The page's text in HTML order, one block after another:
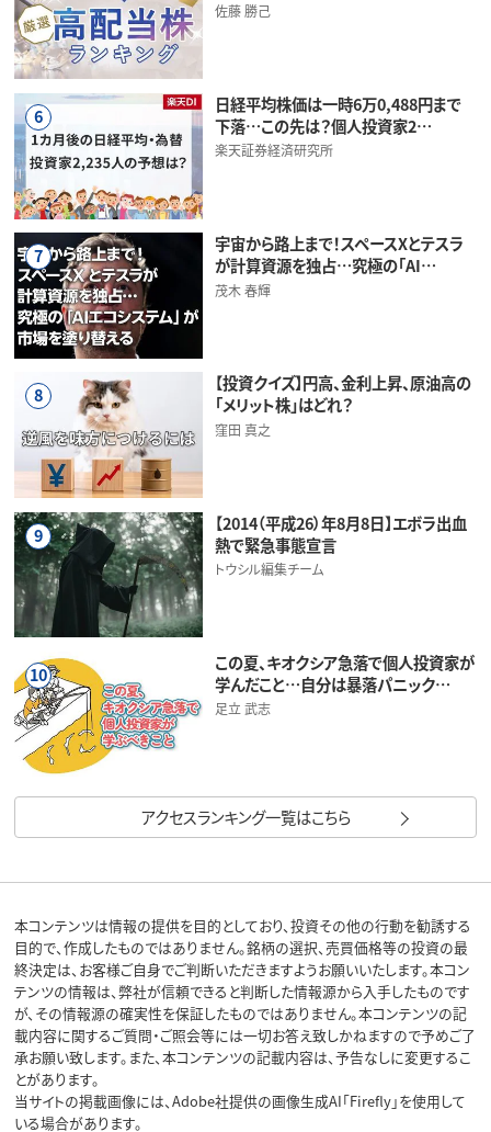
佐藤 勝己
6
日経平均株価は一時6万0,488円まで
下落…この先は？個人投資家2…
楽天証券経済研究所
7
宇宙から路上まで！スペースXとテスラ
が計算資源を独占…究極の「AI…
茂木 春輝
8
【投資クイズ】円高、金利上昇、原油高の
「メリット株」はどれ？
窪田 真之
9
【2014（平成26）年8月8日】エボラ出血
熱で緊急事態宣言
トウシル編集チーム
10
この夏、キオクシア急落で個人投資家が
学んだこと…自分は暴落パニック…
足立 武志
アクセスランキング一覧はこちら
本コンテンツは情報の提供を目的としており、投資その他の行動を勧誘する
目的で、作成したものではありません。銘柄の選択、売買価格等の投資の最
終決定は、お客様ご自身でご判断いただきますようお願いいたします。本コン
テンツの情報は、弊社が信頼できると判断した情報源から入手したものです
が、その情報源の確実性を保証したものではありません。本コンテンツの記
載内容に関するご質問・ご照会等には一切お答え致しかねますので予めご了
承お願い致します。また、本コンテンツの記載内容は、予告なしに変更するこ
とがあります。
当サイトの掲載画像には、Adobe社提供の画像生成AI「Firefly」を使用して
いる場合があります。